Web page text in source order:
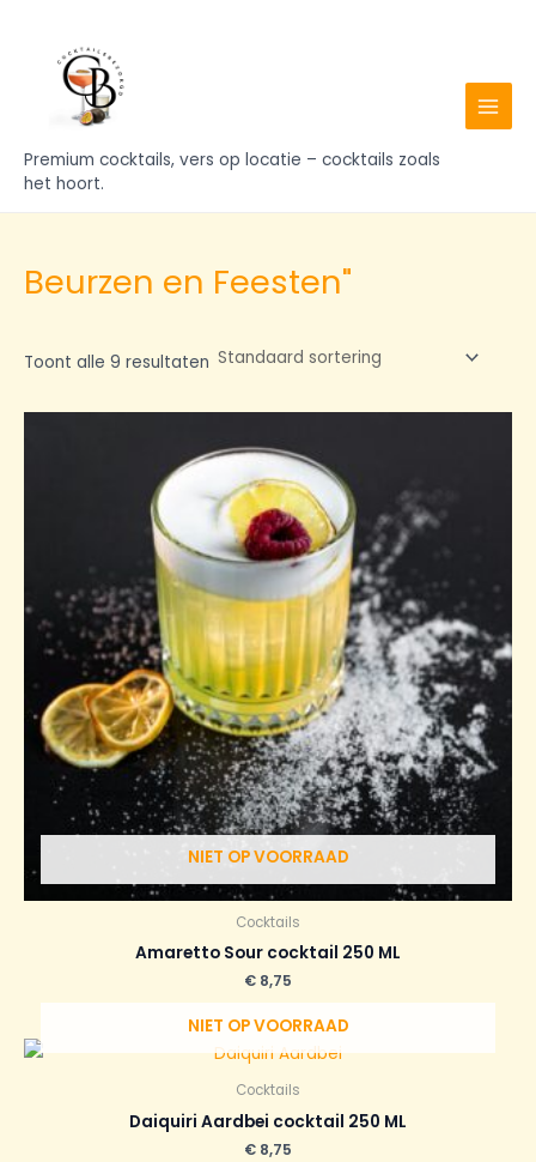
Premium cocktails, vers op locatie – cocktails zoals
het hoort.
Beurzen en Feesten"
Toont alle 9 resultaten
NIET OP VOORRAAD
Cocktails
Amaretto Sour cocktail 250 ML
€ 8,75
NIET OP VOORRAAD
Cocktails
Daiquiri Aardbei cocktail 250 ML
€ 8,75